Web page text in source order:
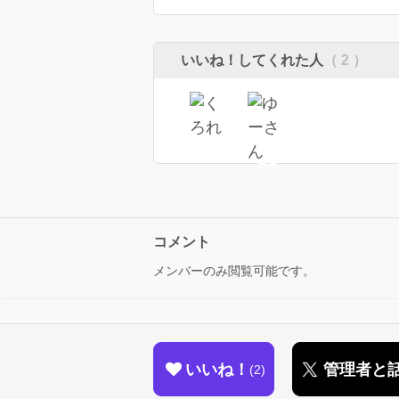
いいね！してくれた人 （ 2 ）
コメント
メンバーのみ閲覧可能です。
いいね！ 2 管理者と